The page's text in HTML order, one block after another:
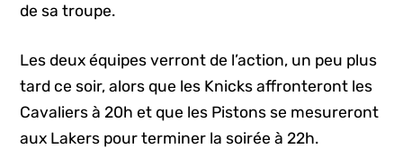
de sa troupe.
Les deux équipes verront de l’action, un peu plus
tard ce soir, alors que les Knicks affronteront les
Cavaliers à 20h et que les Pistons se mesureront
aux Lakers pour terminer la soirée à 22h.